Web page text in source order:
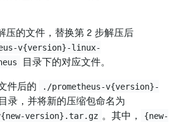
压的文件，替换第 2 步解压后
v{version}-linux-
目录下的对应文件。
件后的
./prometheus-v{version}-
目录，并将新的压缩包命名为
version}.tar.gz 。其中，
{new-